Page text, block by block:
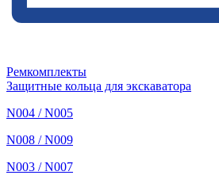
Ремкомплекты
Защитные кольца для экскаватора
N004 / N005
N008 / N009
N003 / N007